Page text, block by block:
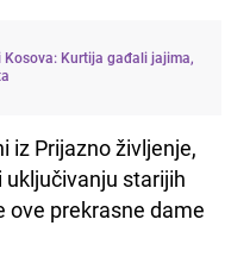
Kosova: Kurtija gađali jajima,
iz Prijazno življenje,
starijih
ove prekrasne dame